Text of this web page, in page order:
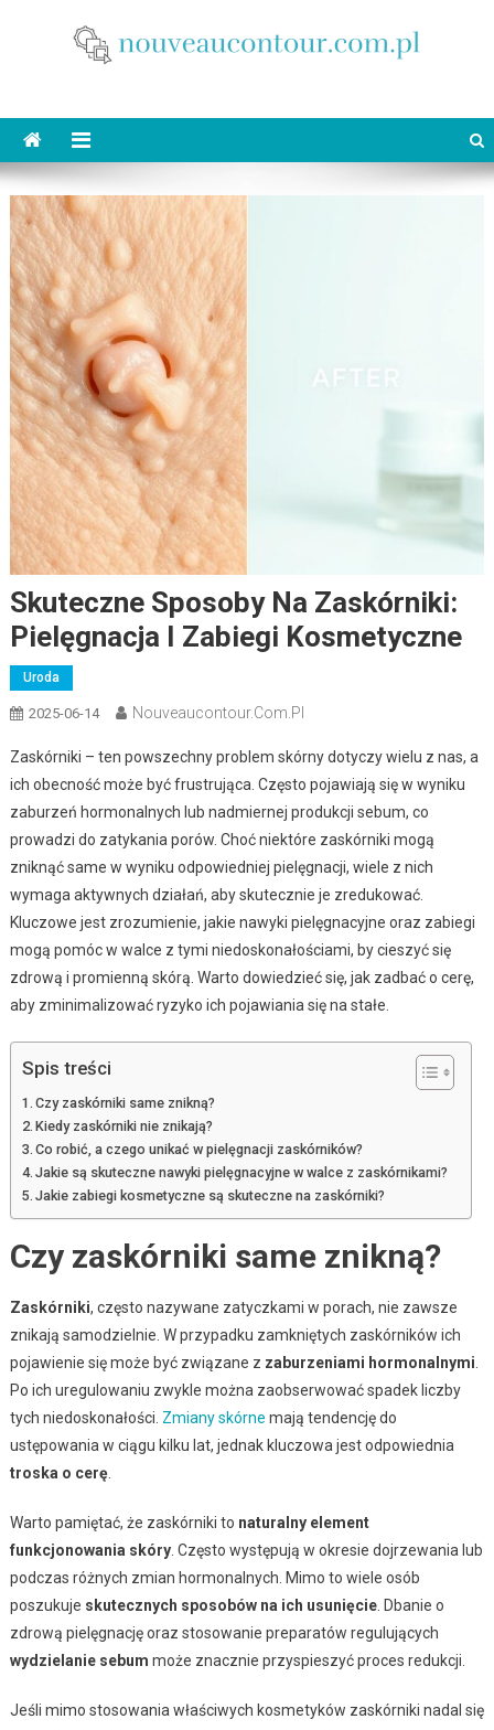
Skuteczne Sposoby Na Zaskórniki:
Pielęgnacja I Zabiegi Kosmetyczne
Uroda
2025-06-14 Nouveaucontour.com.pl
Zaskórniki – ten powszechny problem skórny dotyczy wielu z nas, a
ich obecność może być frustrująca. Często pojawiają się w wyniku
zaburzeń hormonalnych lub nadmiernej produkcji sebum, co
prowadzi do zatykania porów. Choć niektóre zaskórniki mogą
zniknąć same w wyniku odpowiedniej pielęgnacji, wiele z nich
wymaga aktywnych działań, aby skutecznie je zredukować.
Kluczowe jest zrozumienie, jakie nawyki pielęgnacyjne oraz zabiegi
mogą pomóc w walce z tymi niedoskonałościami, by cieszyć się
zdrową i promienną skórą. Warto dowiedzieć się, jak zadbać o cerę,
aby zminimalizować ryzyko ich pojawiania się na stałe.
Spis treści
Czy zaskórniki same znikną?
Kiedy zaskórniki nie znikają?
Co robić, a czego unikać w pielęgnacji zaskórników?
Jakie są skuteczne nawyki pielęgnacyjne w walce z zaskórnikami?
Jakie zabiegi kosmetyczne są skuteczne na zaskórniki?
Czy zaskórniki same znikną?
Zaskórniki, często nazywane zatyczkami w porach, nie zawsze
znikają samodzielnie. W przypadku zamkniętych zaskórników ich
pojawienie się może być związane z zaburzeniami hormonalnymi
Po ich uregulowaniu zwykle można zaobserwować spadek liczby
tych niedoskonałości. Zmiany skórne mają tendencję do
ustępowania w ciągu kilku lat, jednak kluczowa jest odpowiednia
troska o cerę.
Warto pamiętać, że zaskórniki to naturalny element
funkcjonowania skóry. Często występują w okresie dojrzewania lub
podczas różnych zmian hormonalnych. Mimo to wiele osób
poszukuje skutecznych sposobów na ich usunięcie. Dbanie o
zdrową pielęgnację oraz stosowanie preparatów regulujących
wydzielanie sebum może znacznie przyspieszyć proces redukcji.
Jeśli mimo stosowania właściwych kosmetyków zaskórniki nadal się